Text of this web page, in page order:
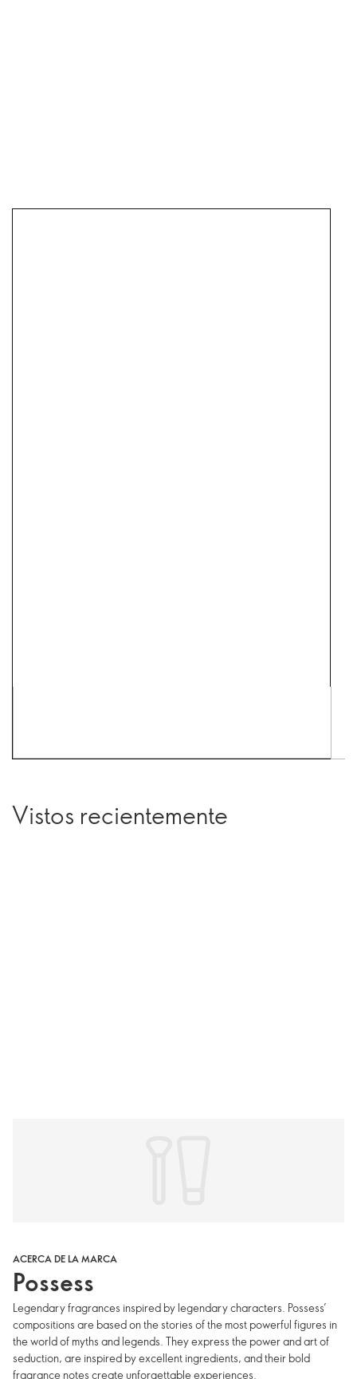
Vistos recientemente
ACERCA DE LA MARCA
Possess
Legendary fragrances inspired by legendary characters. Possess’
compositions are based on the stories of the most powerful figures in
the world of myths and legends. They express the power and art of
seduction, are inspired by excellent ingredients, and their bold
fragrance notes create unforgettable experiences.